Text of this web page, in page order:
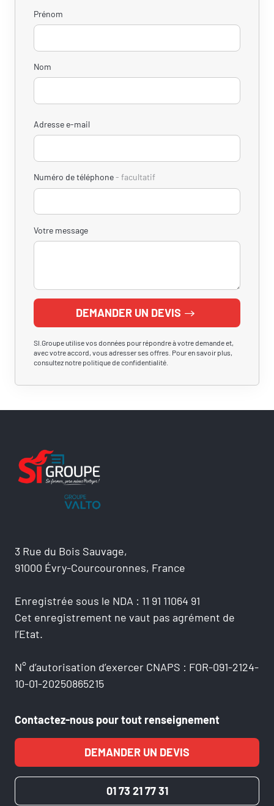
Prénom
Nom
Adresse e-mail
Numéro de téléphone facultatif
Votre message
DEMANDER UN DEVIS
SI.Groupe utilise vos données pour répondre à votre demande et,
avec votre accord, vous adresser ses offres. Pour en savoir plus,
consultez notre politique de confidentialité.
3 Rue du Bois Sauvage,
91000 Évry-Courcouronnes, France
Enregistrée sous le NDA : 11 91 11064 91
Cet enregistrement ne vaut pas agrément de
l’Etat.
N° d’autorisation d’exercer CNAPS : FOR-091-2124-
10-01-20250865215
Contactez-nous pour tout renseignement
DEMANDER UN DEVIS
01 73 21 77 31